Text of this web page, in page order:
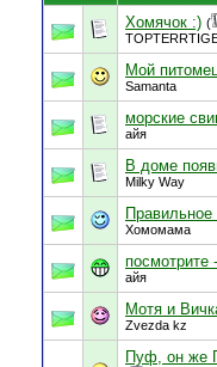
Хомячок :) (
Мой
Samanta
морские
айя
В доме
Milky Way
Хомомама
посмотрите
айя
Мотя и
Zvezda kz
Пуф, он же